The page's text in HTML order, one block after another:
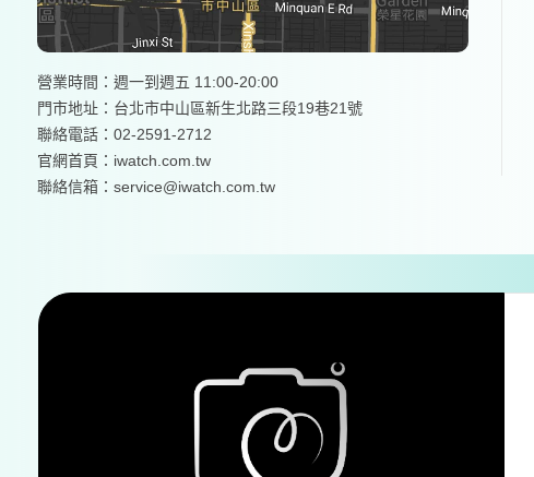
營業時間：週一到週五 11:00-20:00
門市地址：台北市中山區新生北路三段19巷21號
聯絡電話：02-2591-2712
官網首頁： iwatch.com.tw
聯絡信箱：service@iwatch.com.tw